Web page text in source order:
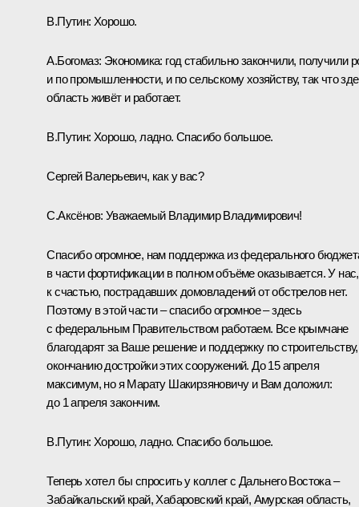
В.Путин: Хорошо.
А.Богомаз: Экономика: год стабильно закончили, получили
и по промышленности, и по сельскому хозяйству, так что
область живёт и работает.
В.Путин: Хорошо, ладно. Спасибо большое.
Сергей Валерьевич, как у вас?
С.Аксёнов: Уважаемый Владимир Владимирович!
Спасибо огромное, нам поддержка из федерального
в части фортификации в полном объёме оказывается. У нас,
к счастью, пострадавших домовладений от обстрелов нет.
Поэтому в этой части – спасибо огромное – здесь
с федеральным Правительством работаем. Все крымчане
благодарят за Ваше решение и поддержку по строительству,
окончанию достройки этих сооружений. До 15 апреля
максимум, но я Марату Шакирзяновичу и Вам доложил:
до 1 апреля закончим.
В.Путин: Хорошо, ладно. Спасибо большое.
Теперь хотел бы спросить у коллег с Дальнего Востока –
Забайкальский край, Хабаровский край, Амурская область,